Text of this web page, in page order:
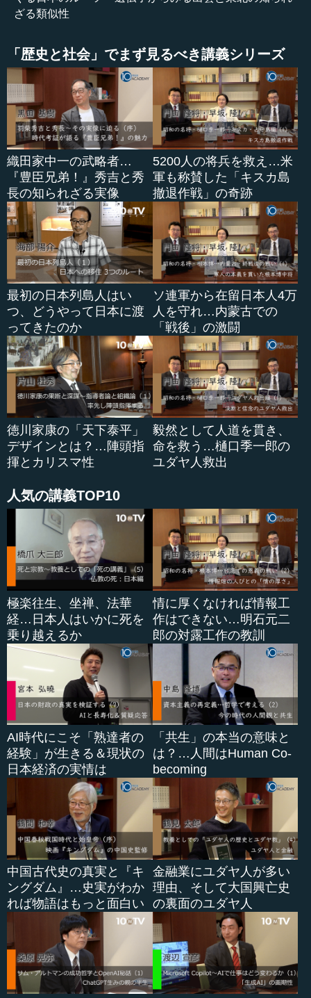
ざる類似性
「歴史と社会」でまず見るべき講義シリーズ
織田家中一の武略者…
『豊臣兄弟！』秀吉と秀
長の知られざる実像
5200人の将兵を救え…米
軍も称賛した「キスカ島
撤退作戦」の奇跡
最初の日本列島人はい
つ、どうやって日本に渡
ってきたのか
ソ連軍から在留日本人4万
人を守れ…内蒙古での
「戦後」の激闘
徳川家康の「天下泰平」
デザインとは？…陣頭指
揮とカリスマ性
毅然として人道を貫き、
命を救う…樋口季一郎の
ユダヤ人救出
人気の講義TOP10
極楽往生、坐禅、法華
経…日本人はいかに死を
乗り越えるか
情に厚くなければ情報工
作はできない…明石元二
郎の対露工作の教訓
AI時代にこそ「熟達者の
経験」が生きる＆現状の
日本経済の実情は
「共生」の本当の意味と
は？…人間はHuman Co-
becoming
中国古代史の真実と『キ
ングダム』…史実がわか
れば物語はもっと面白い
金融業にユダヤ人が多い
理由、そして大国興亡史
の裏面のユダヤ人